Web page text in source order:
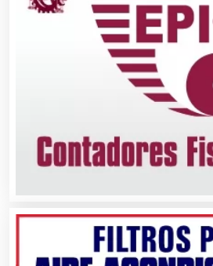
Asociaciones Civiles
Asociaciones
Audio, Sonido e
Autobuses